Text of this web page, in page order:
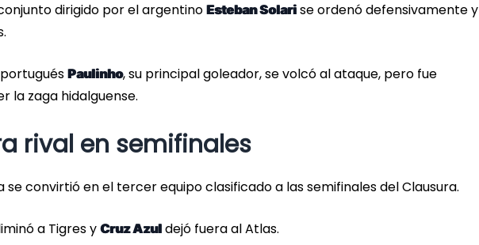
dirigido por el argentinoEsteban Solari se ordenó defensivamente y
Paulinho, su principal goleador, se volcó al ataque, pero fue
la zaga hidalguense.
rival en semifinales
se convirtió en el tercer equipo clasificado a las semifinales del Clausura.
a Tigres yCruz Azul dejó fuera al Atlas.